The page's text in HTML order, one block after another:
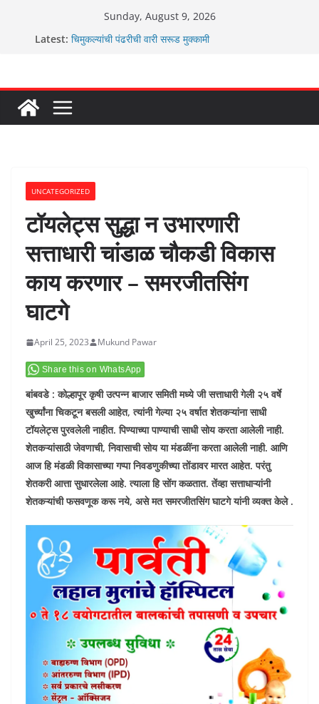
Sunday, August 9, 2026
Latest: चिमुकल्यांची पंढरीची वारी सरूड मुक्कामी
आम्ही वारस सह्याद्रीचे कौतुक सोहळा २०२६
UNCATEGORIZED
टॉयलेट्स सुद्धा न उभारणारी
सत्ताधारी चांडाळ चौकडी विकास
काय करणार – समरजीतसिंग
घाटगे
April 25, 2023 Mukund Pawar
Share this on WhatsApp
बांबवडे : कोल्हापूर कृषी उत्पन्न बाजार समिती मध्ये जी सत्ताधारी गेली २५ वर्षे
खुर्च्यांना चिकटून बसली आहेत, त्यांनी गेल्या २५ वर्षात शेतकऱ्यांना साधी
टॉयलेट्स पुरवलेली नाहीत. पिण्याच्या पाण्याची साधी सोय करता आलेली नाही.
शेतकऱ्यांसाठी जेवणाची, निवासाची सोय या मंडळींना करता आलेली नाही. आणि
आज हि मंडळी विकासाच्या गप्पा निवडणुकीच्या तोंडावर मारत आहेत. परंतु
शेतकरी आत्ता सुधारलेला आहे. त्याला हि सोंग कळतात. तेंव्हा सत्ताधाऱ्यांनी
शेतकऱ्यांची फसवणूक करू नये, असे मत समरजीतसिंग घाटगे यांनी व्यक्त केले .